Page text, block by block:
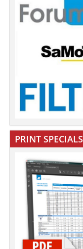
PRINT SPECIALS